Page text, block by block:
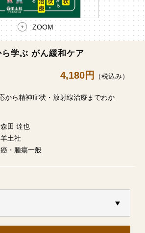
ZOOM
学ぶ がん緩和ケア
4,180円 （税込み）
から精神症状・放射線治療までわか
森田 達也
羊土社
癌・腫瘍一般